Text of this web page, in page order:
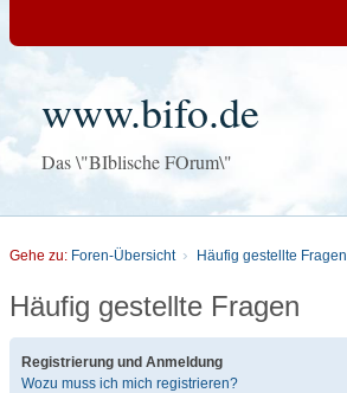
www.bifo.de
Das \"BIblische FOrum\"
Gehe zu: Foren-Übersicht Häufig gestellte Fragen
Häufig gestellte Fragen
Registrierung und Anmeldung
Wozu muss ich mich registrieren?